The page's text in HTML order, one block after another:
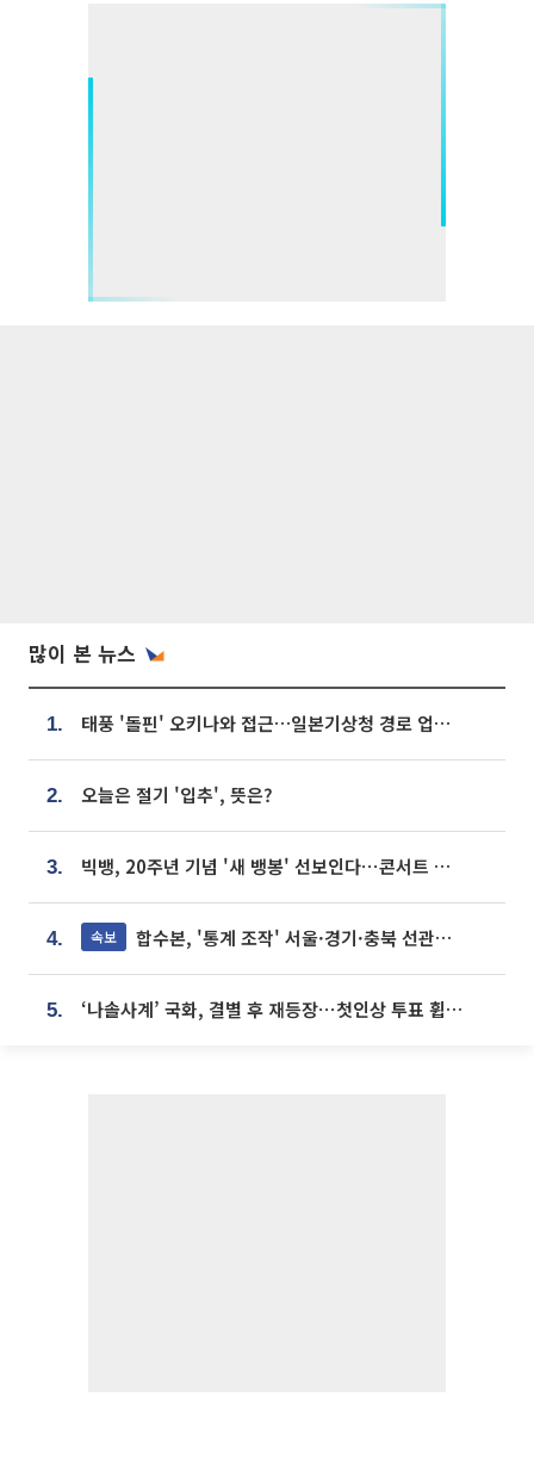
많이 본 뉴스
1. 태풍 '돌핀' 오키나와 접근…일본기상청 경로 업데이트
2. 오늘은 절기 '입추', 뜻은?
3. 빅뱅, 20주년 기념 '새 뱅봉' 선보인다⋯콘서트 앞두고 팝업 개최
4. 속보 합수본, '통계 조작' 서울·경기·충북 선관위 등 추가 압수수색
5. ‘나솔사계’ 국화, 결별 후 재등장⋯첫인상 투표 휩쓸고 ‘인기녀’ 등극